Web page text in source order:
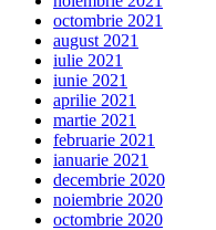
octombrie 2021
august 2021
iulie 2021
iunie 2021
aprilie 2021
martie 2021
februarie 2021
ianuarie 2021
decembrie 2020
noiembrie 2020
octombrie 2020